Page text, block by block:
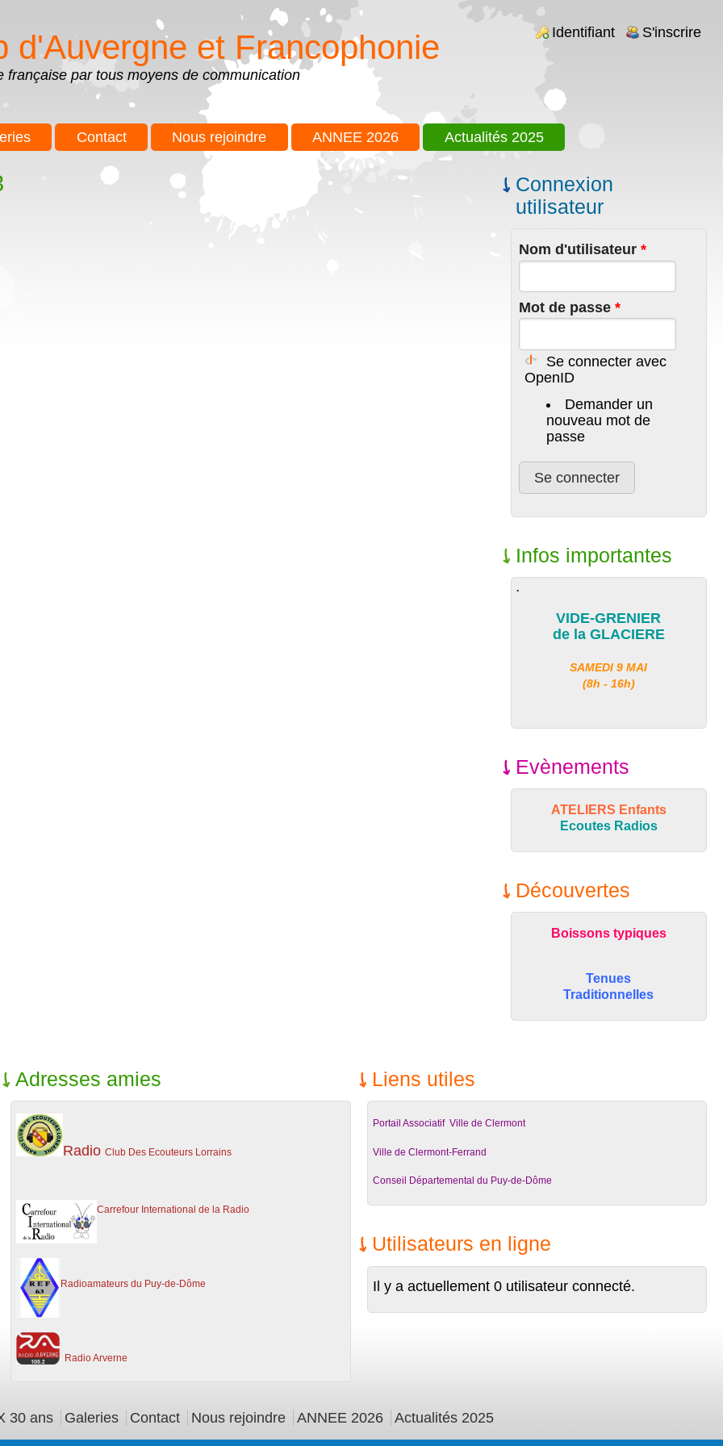
Login links
Identifiant S'inscrire
d'Auvergne et Francophonie
par tous moyens de communication
Contact Nous rejoindre ANNEE 2026 Actualités 2025
Connexion
utilisateur
Nom d'utilisateur*
Mot de passe*
Se connecter avec
OpenID
Demander un
nouveau mot de
passe
Infos importantes
.
VIDE-GRENIER
de la GLACIERE
SAMEDI 9 MAI
(8h - 16h)
Evènements
ATELIERS Enfants
Ecoutes Radios
Découvertes
Boissons typiques
Tenues
Traditionnelles
Adresses amies
RadioClub Des Ecouteurs Lorrains
Carrefour International de la Radio
Radioamateurs du Puy-de-Dôme
Radio Arverne
Liens utiles
Portail Associatif Ville de Clermont
Ville de Clermont-Ferrand
Conseil Départemental du Puy-de-Dôme
Utilisateurs en ligne
Il y a actuellement 0 utilisateur connecté.
30 ans Galeries Contact Nous rejoindre ANNEE 2026 Actualités 2025